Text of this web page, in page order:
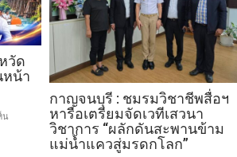
วัด
หน้า
น
กาญจนบุรี-
กาญจนบุรี : ชมรมวิชาชีพสื่อฯ
หารือเตรียมจัดเวทีเสวนา
วิชาการ “ผลักดันสะพานข้าม
แม่น้ำแควสู่มรดกโลก”